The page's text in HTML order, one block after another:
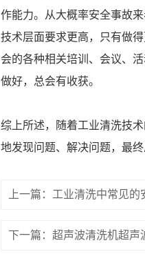
作能力。从大概率安全事故
技术层面要求更高，只有做
会的各种相关培训、会议、
做好，总会有收获。
综上所述，随着工业清洗技
地发现问题、解决问题，最
上一篇：工业清洗中常见的
下一篇：超声波清洗机超